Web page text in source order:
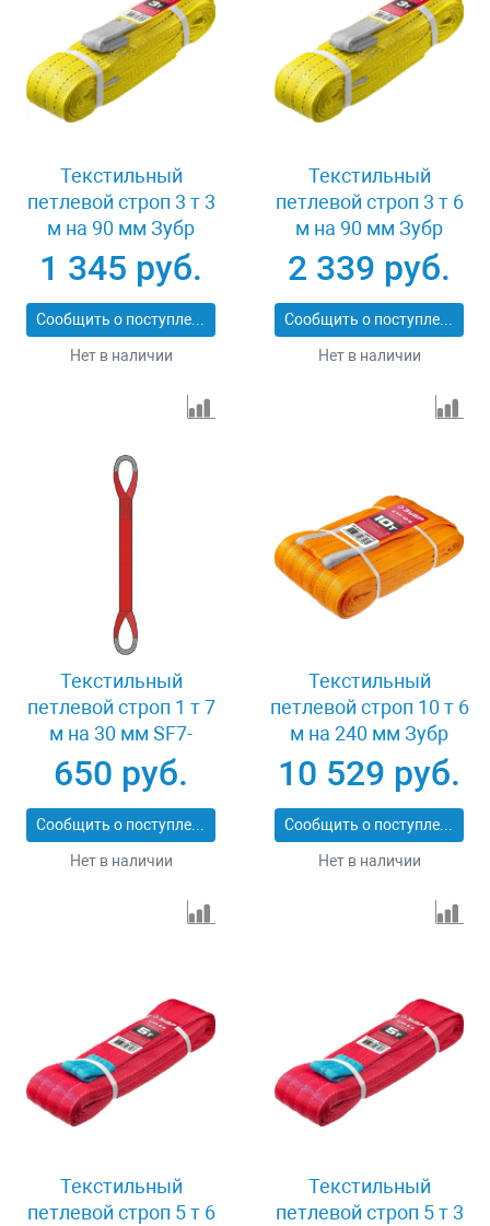
Текстильный
петлевой строп 3 т 3
м на 90 мм Зубр
43553-3-3
1 345 руб.
Сообщить о поступлении
Нет в наличии
Текстильный
петлевой строп 3 т 6
м на 90 мм Зубр
43553-3-6
2 339 руб.
Сообщить о поступлении
Нет в наличии
Текстильный
петлевой строп 1 т 7
м на 30 мм SF7-
СТП-1-7
650 руб.
Сообщить о поступлении
Нет в наличии
Текстильный
петлевой строп 10 т 6
м на 240 мм Зубр
43559-10-6
10 529 руб.
Сообщить о поступлении
Нет в наличии
Текстильный
петлевой строп 5 т 6
Текстильный
петлевой строп 5 т 3